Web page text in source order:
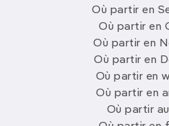
Où partir en
Où partir en
Où partir en
Où partir en
Où partir en
Où partir en
Où partir